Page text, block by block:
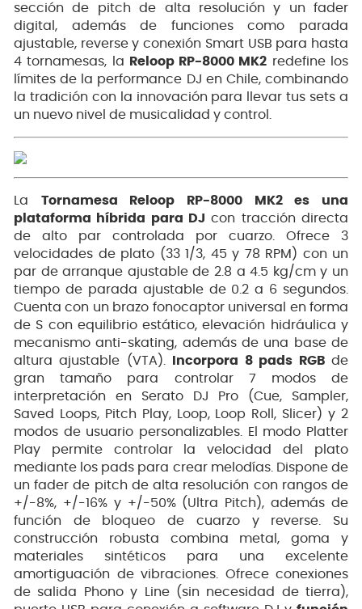
sección de pitch de alta resolución y un fader
digital, además de funciones como parada
ajustable, reverse y conexión Smart USB para hasta
4 tornamesas, la
Reloop RP-8000 MK2 redefine los
límites de la performance DJ en Chile, combinando
la tradición con la innovación para llevar tus sets a
un nuevo nivel de musicalidad y control.
La Tornamesa Reloop RP-8000 MK2 es una
plataforma híbrida para DJ con tracción directa
de alto par controlada por cuarzo. Ofrece 3
velocidades de plato (33 1/3, 45 y 78 RPM) con un
par de arranque ajustable de 2.8 a 4.5 kg/cm y un
tiempo de parada ajustable de 0.2 a 6 segundos.
Cuenta con un brazo fonocaptor universal en forma
de S con equilibrio estático, elevación hidráulica y
mecanismo anti-skating, además de una base de
altura ajustable (VTA).
Incorpora 8 pads RGBde
gran tamaño para controlar 7 modos de
interpretación en Serato DJ Pro (Cue, Sampler,
Saved Loops, Pitch Play, Loop, Loop Roll, Slicer) y 2
modos de usuario personalizables. El modo Platter
Play permite controlar la velocidad del plato
mediante los pads para crear melodías. Dispone de
un fader de pitch de alta resolución con rangos de
+/-8%, +/-16% y +/-50% (Ultra Pitch), además de
función de bloqueo de cuarzo y reverse. Su
construcción robusta combina metal, goma y
materiales sintéticos para una excelente
amortiguación de vibraciones. Ofrece conexiones
de salida Phono y Line (sin necesidad de tierra),